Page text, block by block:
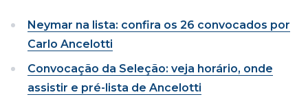
Neymar na lista: confira os 26 convocados por
Carlo Ancelotti
Convocação da Seleção: veja horário, onde
assistir e pré-lista de Ancelotti